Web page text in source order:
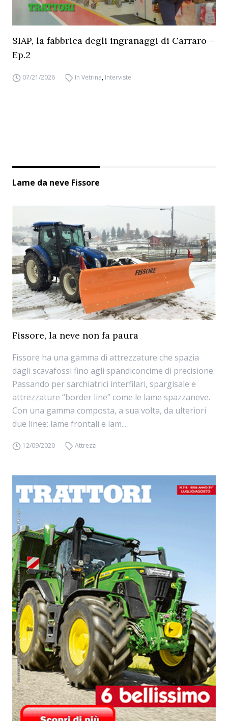
SIAP, la fabbrica degli ingranaggi di Carraro –
Ep.2
07/21/2026 In Vetrina, Interviste
Lame da neve Fissore
Fissore, la neve non fa paura
Fissore ha una gamma di attrezzature che spazia
dagli scavafossi fino agli spandiconcime di precisione.
Passando per sarchiatrici interfilari, spargisale e
attrezzature “border line” come le lame spazzaneve.
Con una gamma composta, a sua volta, da ulteriori
due linee: lame frontali e lam...
12/09/2020 Attrezzi